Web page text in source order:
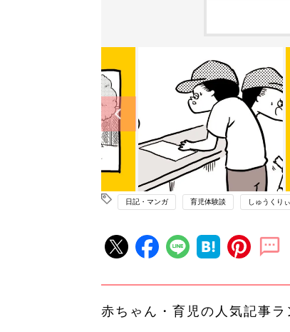
日記・マンガ 育児体験談 しゅうくり
赤ちゃん・育児の人気記事